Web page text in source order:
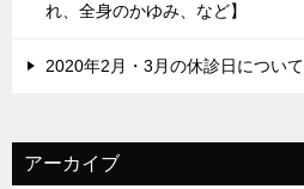
れ、全身のかゆみ、など】
2020年2月・3月の休診日について
アーカイブ